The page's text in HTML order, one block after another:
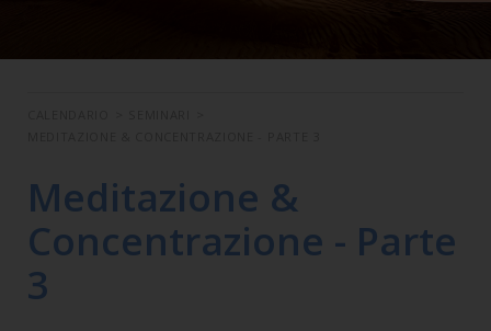
Meditazione &
Concentrazione - Parte
3